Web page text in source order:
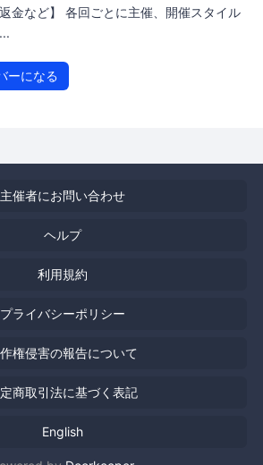
金など】 各回ごとに主催、開催スタイル
ーになる
主催者にお問い合わせ
ヘルプ
利用規約
プライバシーポリシー
権侵害の報告について
商取引法に基づく表記
English